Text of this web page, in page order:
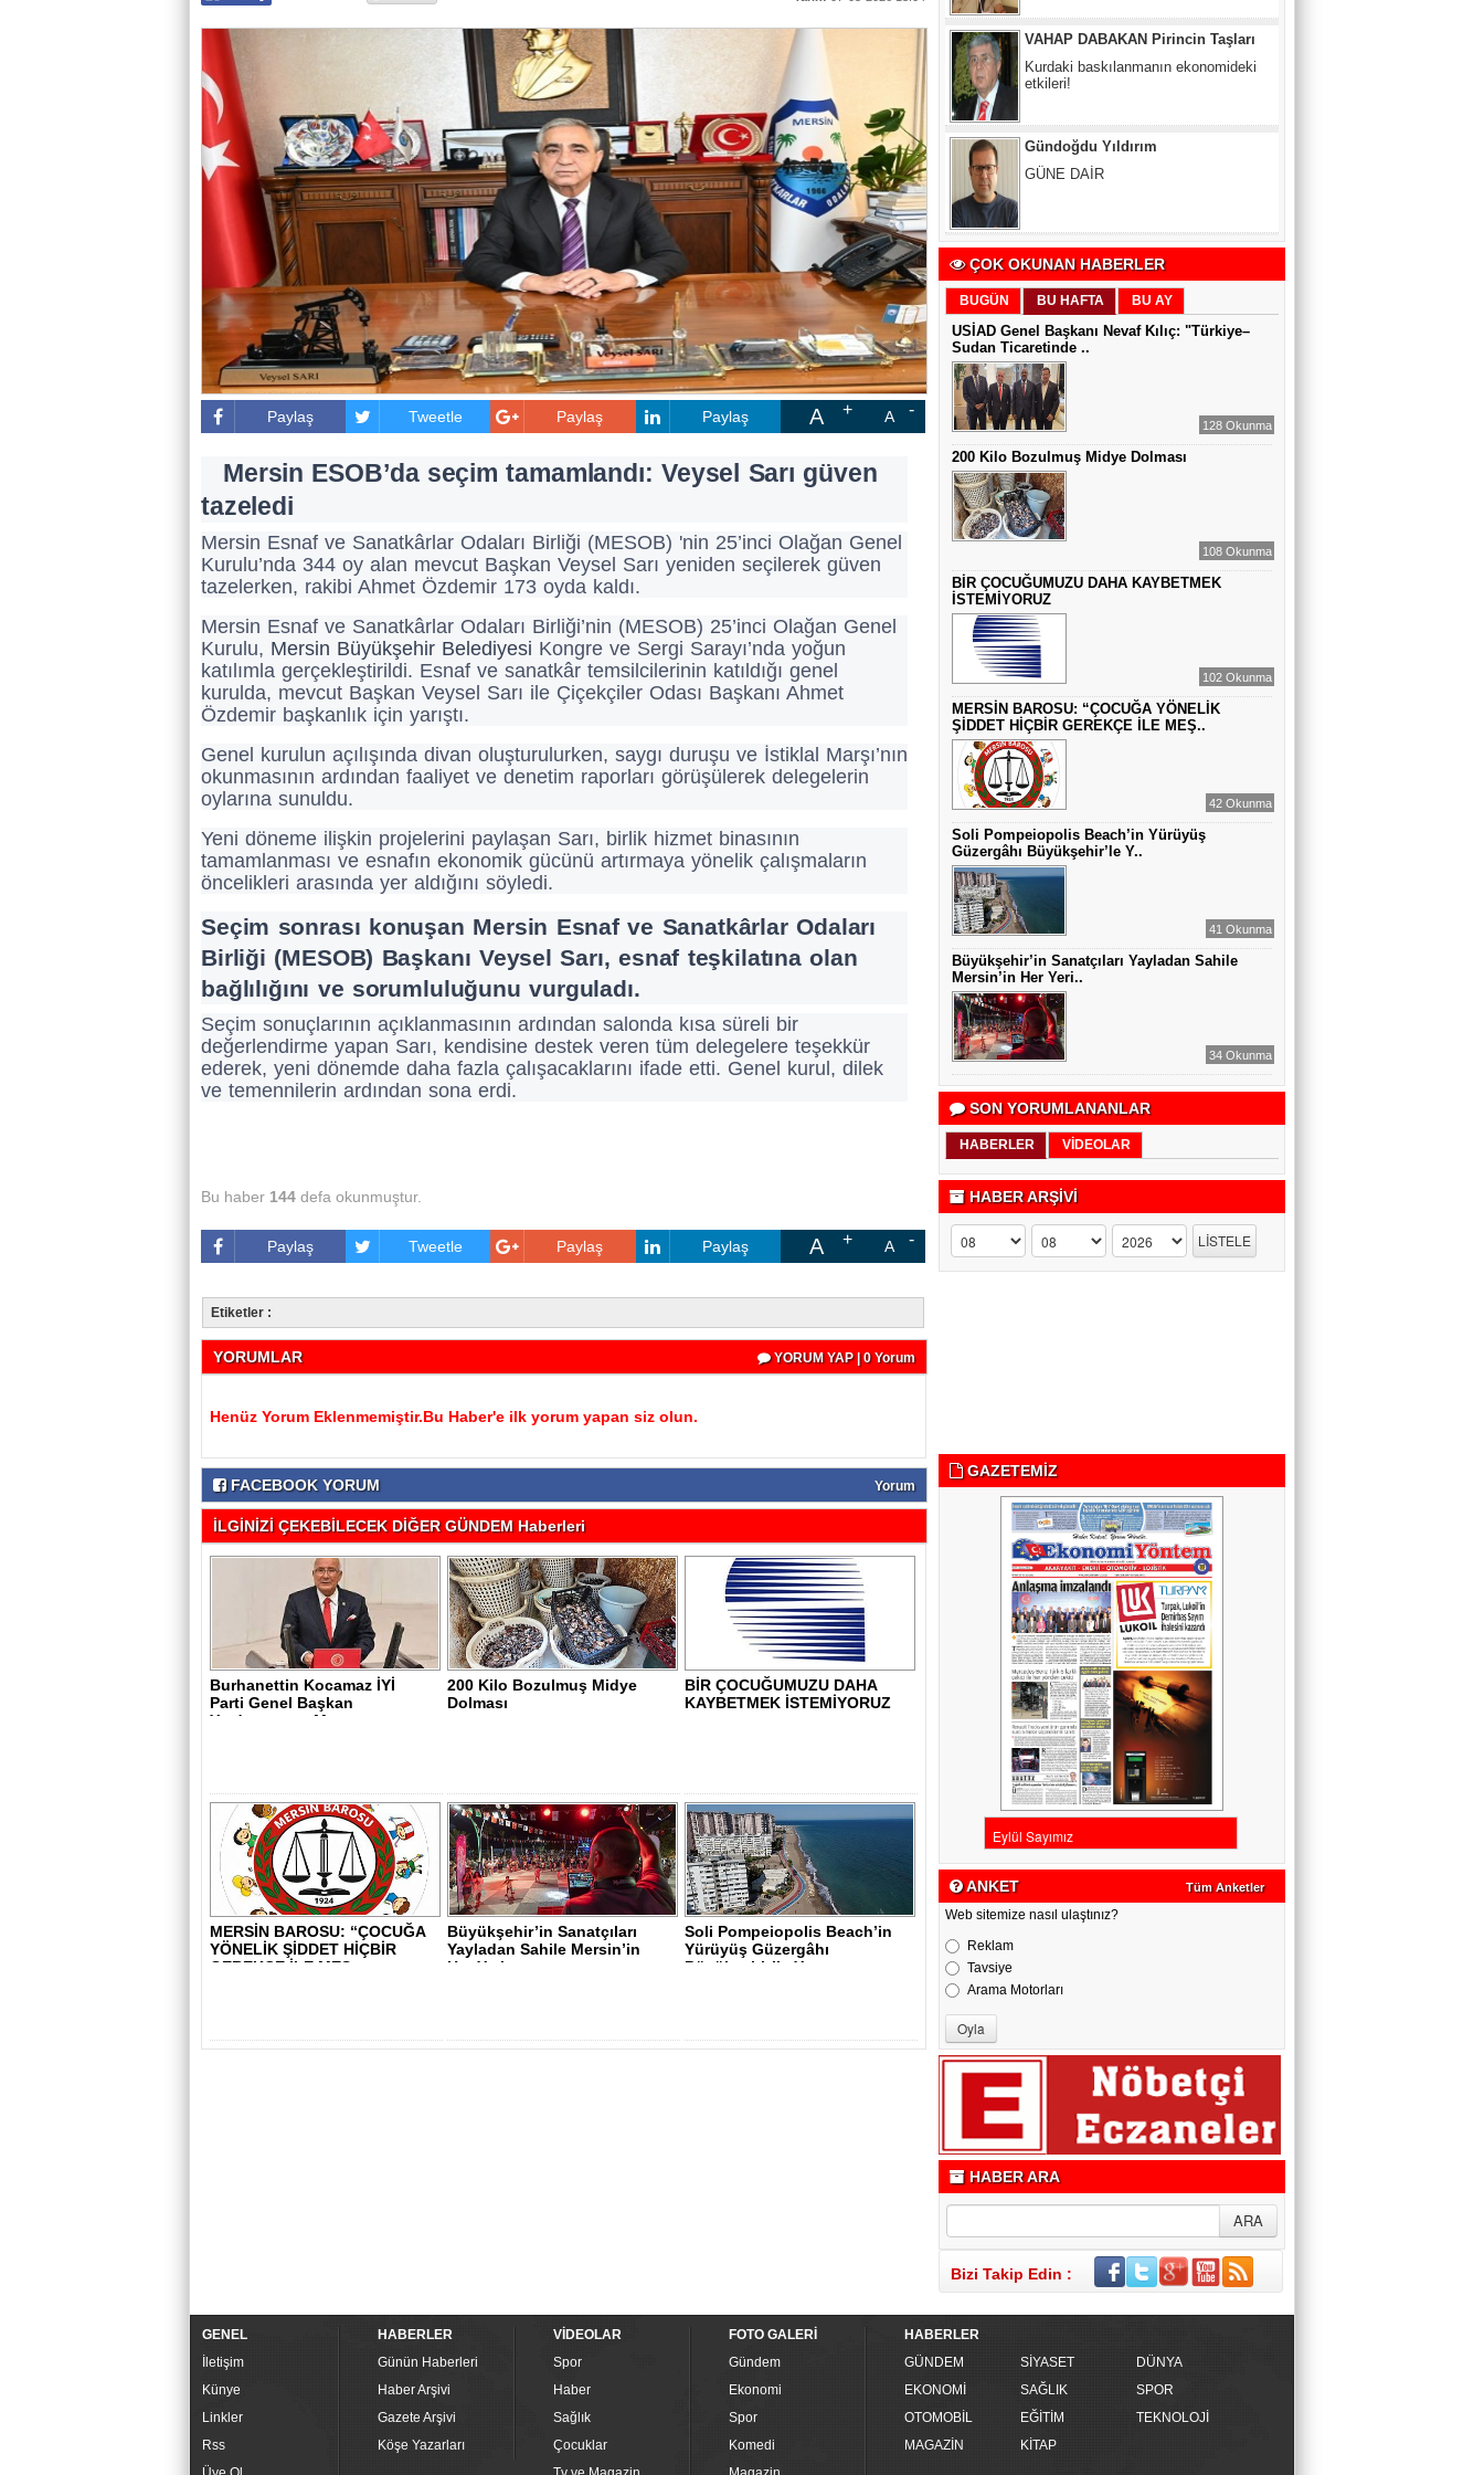
Paylaş Tweetle Paylaş Paylaş A A
Mersin ESOB’da seçim tamamlandı: Veysel Sarı güven
tazeledi
Mersin Esnaf ve Sanatkârlar Odaları Birliği (MESOB) 'nin 25’inci Olağan Genel
Kurulu’nda 344 oy alan mevcut Başkan Veysel Sarı yeniden seçilerek güven
tazelerken, rakibi Ahmet Özdemir 173 oyda kaldı.
Mersin Esnaf ve Sanatkârlar Odaları Birliği’nin (MESOB) 25’inci Olağan Genel
Kurulu, Mersin Büyükşehir Belediyesi Kongre ve Sergi Sarayı’nda yoğun
katılımla gerçekleştirildi. Esnaf ve sanatkâr temsilcilerinin katıldığı genel
kurulda, mevcut Başkan Veysel Sarı ile Çiçekçiler Odası Başkanı Ahmet
Özdemir başkanlık için yarıştı.
Genel kurulun açılışında divan oluşturulurken, saygı duruşu ve İstiklal Marşı’nın
okunmasının ardından faaliyet ve denetim raporları görüşülerek delegelerin
oylarına sunuldu.
Yeni döneme ilişkin projelerini paylaşan Sarı, birlik hizmet binasının
tamamlanması ve esnafın ekonomik gücünü artırmaya yönelik çalışmaların
öncelikleri arasında yer aldığını söyledi.
Seçim sonrası konuşan Mersin Esnaf ve Sanatkârlar Odaları
Birliği (MESOB) Başkanı Veysel Sarı, esnaf teşkilatına olan
bağlılığını ve sorumluluğunu vurguladı.
Seçim sonuçlarının açıklanmasının ardından salonda kısa süreli bir
değerlendirme yapan Sarı, kendisine destek veren tüm delegelere teşekkür
ederek, yeni dönemde daha fazla çalışacaklarını ifade etti. Genel kurul, dilek
ve temennilerin ardından sona erdi.
Bu haber 144 defa okunmuştur.
Paylaş Tweetle Paylaş Paylaş A A
Etiketler :
YORUMLAR YORUM YAP | 0 Yorum
Henüz Yorum Eklenmemiştir.Bu Haber'e ilk yorum yapan siz olun.
FACEBOOK YORUM Yorum
İLGİNİZİ ÇEKEBİLECEK DİĞER GÜNDEM Haberleri
Burhanettin Kocamaz İYİ
Parti Genel Başkan
Yardımcısı ve Mer..
200 Kilo Bozulmuş Midye
Dolması
BİR ÇOCUĞUMUZU DAHA
KAYBETMEK İSTEMİYORUZ
MERSİN BAROSU: “ÇOCUĞA
YÖNELİK ŞİDDET HİÇBİR
GEREKÇE İLE MEŞ..
Büyükşehir’in Sanatçıları
Yayladan Sahile Mersin’in
Her Yeri..
Soli Pompeiopolis Beach’in
Yürüyüş Güzergâhı
Büyükşehir’le Y..
GÜNE DAİR
Zeynel Aslan
Sıddıka BALAKAN
DİJİTAL VİCDAN
Gül Saydam
SEN BENİ UNUTSAN DA
MUAZZEZ TOĞRUL
ZAMANA DUR DEMEK OLMAZ
VAHAP DABAKAN Pirincin Taşları
Kurdaki baskılanmanın ekonomideki
etkileri!
ÇOK OKUNAN HABERLER
BUGÜN BU HAFTA BU AY
USİAD Genel Başkanı Nevaf Kılıç: "Türkiye–
Sudan Ticaretinde ..
128 Okunma
200 Kilo Bozulmuş Midye Dolması
108 Okunma
BİR ÇOCUĞUMUZU DAHA KAYBETMEK
İSTEMİYORUZ
102 Okunma
MERSİN BAROSU: “ÇOCUĞA YÖNELİK
ŞİDDET HİÇBİR GEREKÇE İLE MEŞ..
42 Okunma
Soli Pompeiopolis Beach’in Yürüyüş
Güzergâhı Büyükşehir’le Y..
41 Okunma
Büyükşehir’in Sanatçıları Yayladan Sahile
Mersin’in Her Yeri..
34 Okunma
SON YORUMLANANLAR
HABERLER VİDEOLAR
HABER ARŞİVİ
GAZETEMİZ
ANKET Tüm Anketler
Web sitemize nasıl ulaştınız?
Reklam
Tavsiye
Arama Motorları
HABER ARA
Bizi Takip Edin :
GENEL
İletişim
Künye
Linkler
Rss
HABERLER
Günün Haberleri
Haber Arşivi
Gazete Arşivi
Köşe Yazarları
VİDEOLAR
Spor
Haber
Sağlık
Çocuklar
FOTO GALERİ
Gündem
Ekonomi
Spor
Komedi
HABERLER
GÜNDEM
SİYASET
DÜNYA
EKONOMİ
SAĞLIK
SPOR
OTOMOBİL
EĞİTİM
TEKNOLOJİ
MAGAZİN
KİTAP